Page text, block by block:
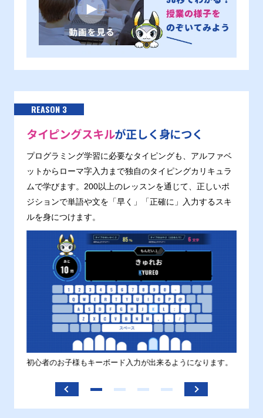
REASON 3
タイピングスキルが正しく身につく
プログラミング学習に必要なタイピングも、アルファベ
ットからローマ字入力まで独自のタイピングカリキュラ
ムで学びます。200以上のレッスンを通じて、正しいポ
ジションで単語や文を「早く」「正確に」入力するスキ
ルを身につけます。
初心者のお子様もキーボード入力が出来るようになります。